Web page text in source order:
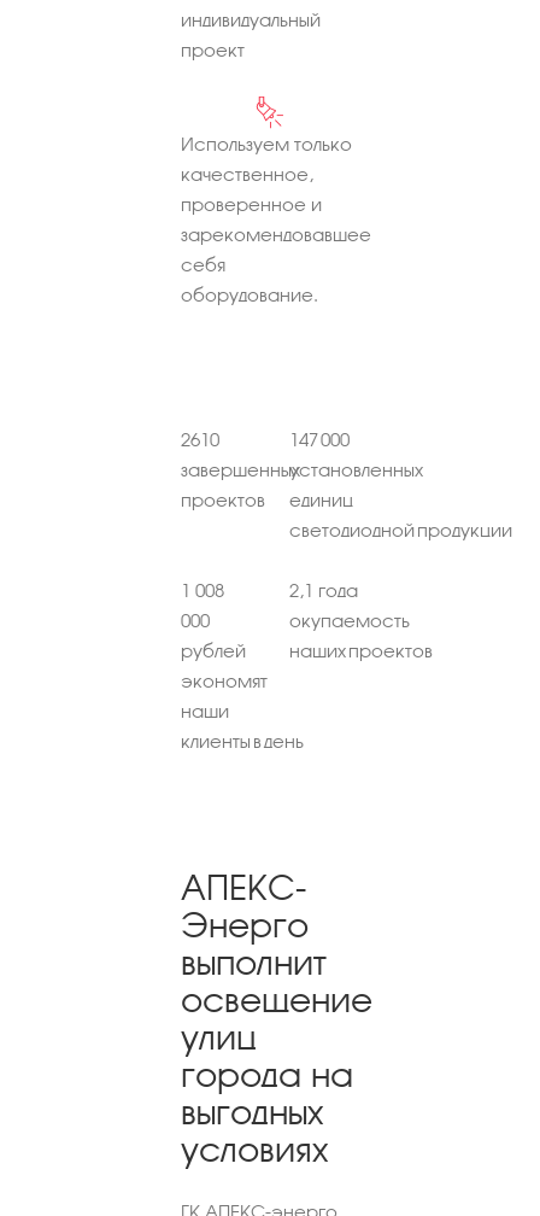
индивидуальный
проект
Используем только
качественное,
проверенное и
зарекомендовавшее
себя
оборудование.
2610
завершенных
проектов
147 000
установленных
единиц
светодиодной продукции
1 008
000
рублей
экономят
наши
клиенты в день
2,1 года
окупаемость
наших проектов
АПЕКС-
Энерго
выполнит
освещение
улиц
города на
выгодных
условиях